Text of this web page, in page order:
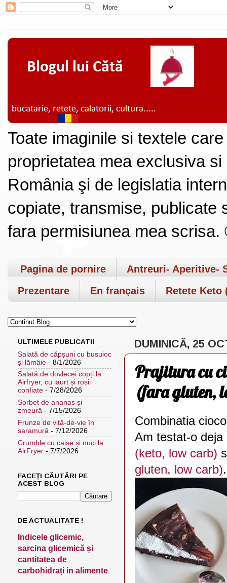
Toate imaginile si textele
proprietatea mea exclusiva
România şi de legislatia
copiate, transmise, publicate
fara permisiunea mea
Pagina de pornire
Antreuri- Aperitive-
Prezentare
En français Retete Keto
DUMINICĂ, 25
Prajitura cu
(fara gluten,
Combinatia
Am testat-o
(keto, low carb)
gluten, low carb)
ULTIMELE PUBLICATII
Salată de căpșuni cu busuioc
și lămâie - 8/1/2026
Salată de dovlecei copți la
Airfryer, cu iaurt și roșii
confiate - 7/28/2026
Sorbet de ananas și
zmeură - 7/15/2026
Frunze de viță-de-vie în
saramură - 7/12/2026
Crumble cu caise și nuci la
AirFryer - 7/7/2026
FACEȚI CĂUTĂRI PE
ACEST BLOG
DE ACTUALITATE !
Indicele glicemic,
sarcina glicemică și
cantitatea de
carbohidrați in alimente